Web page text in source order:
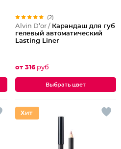
(2)
Alvin D’or / Карандаш для губ
гелевый автоматический
Lasting Liner
от 316 руб
Выбрать цвет